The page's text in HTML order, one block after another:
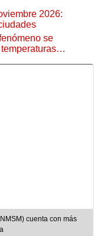
2026:
se
cuenta con más